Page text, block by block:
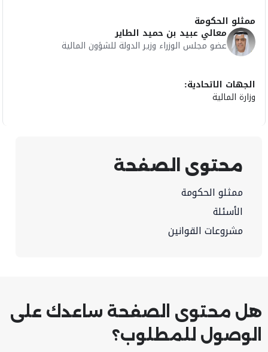
ممثلو الحكومة
معالي عبيد بن حميد الطاير
عضو مجلس الوزراء وزير الدولة للشؤون المالية
الجهات الاتحادية:
وزارة المالية
محتوى الصفحة
ممثلو الحكومة
الأسئلة
مشروعات القوانين
هل محتوى الصفحة ساعدك على
الوصول للمطلوب؟